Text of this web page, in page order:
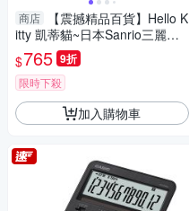
商店
【震撼精品百貨】Hello K
itty 凱蒂貓~日本Sanrio三麗鷗
Kitty 造型太陽能12位元計算機
(紅大臉款)*63387
$765 9折
限時下殺
加入購物車